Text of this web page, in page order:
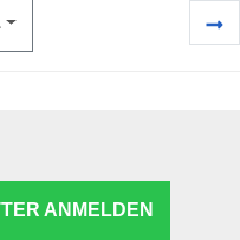
ANMELDEN